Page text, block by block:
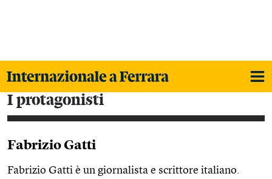
i protagonisti
Fabrizio Gatti
Fabrizio Gatti è un giornalista e scrittore italiano.